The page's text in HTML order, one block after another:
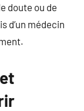
doute ou de
d’un médecin